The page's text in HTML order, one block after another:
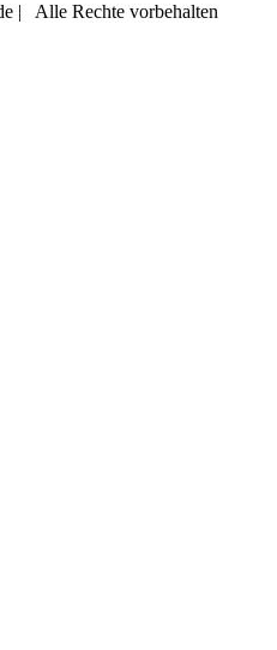
| Alle Rechte vorbehalten